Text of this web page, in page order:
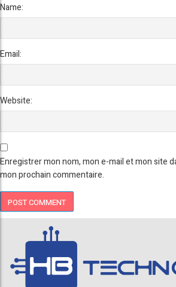
Name:
Email:
Website:
Enregistrer mon nom, mon e-mail et mon site
mon prochain commentaire.